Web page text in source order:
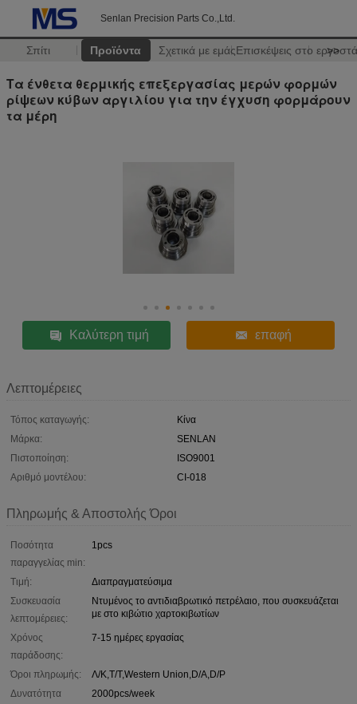
Senlan Precision Parts Co.,Ltd.
Σπίτι Προϊόντα Σχετικά με εμάςΕπισκέψεις στο >>
Τα ένθετα θερμικής επεξεργασίας μερών φορμών
ρίψεων κύβων αργιλίου για την έγχυση φορμάρουν
τα μέρη
Καλύτερη τιμή επαφή
Λεπτομέρειες
Τόπος καταγωγής:
Κίνα
Μάρκα:
SENLAN
Πιστοποίηση:
ISO9001
Αριθμό μοντέλου:
CI-018
Πληρωμής & Αποστολής Όροι
Ποσότητα
παραγγελίας min:
1pcs
Τιμή:
Διαπραγματεύσιμα
Συσκευασία
λεπτομέρειες:
Ντυμένος το αντιδιαβρωτικό πετρέλαιο, που συσκευάζεται
με στο κιβώτιο χαρτοκιβωτίων
Χρόνος
παράδοσης:
7-15 ημέρες εργασίας
Όροι πληρωμής:
Λ/Κ,Τ/Τ,Western Union,D/A,D/P
Δυνατότητα
2000pcs/week